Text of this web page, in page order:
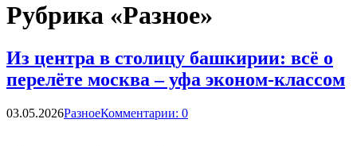
Рубрика «Разное»
Из центра в столицу башкирии: всё о
перелёте москва – уфа эконом-классом
03.05.2026РазноеКомментарии: 0